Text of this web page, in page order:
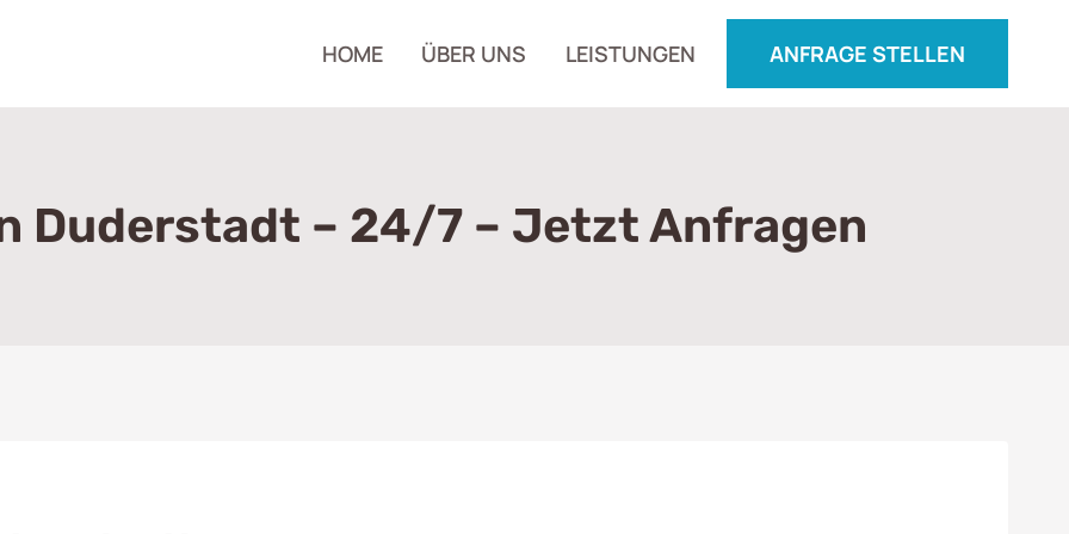
HOME ÜBER UNS LEISTUNGEN ANFRAGE STELLEN
Duderstadt – 24/7 – Jetzt Anfragen